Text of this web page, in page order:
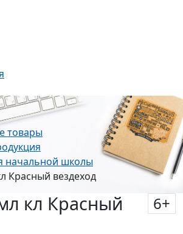
товары
начальной школы
Красный вездеход
кл Красный
6+